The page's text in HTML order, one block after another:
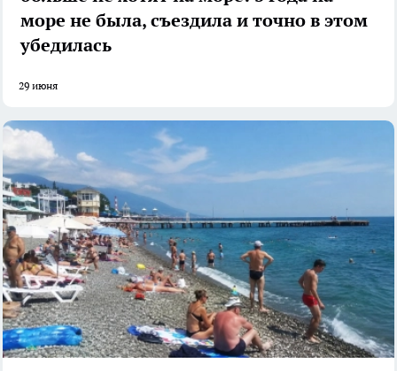
море не была, съездила и точно в этом
убедилась
29 июня